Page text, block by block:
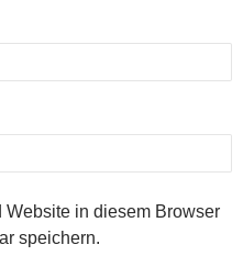
Website in diesem Browser
speichern.